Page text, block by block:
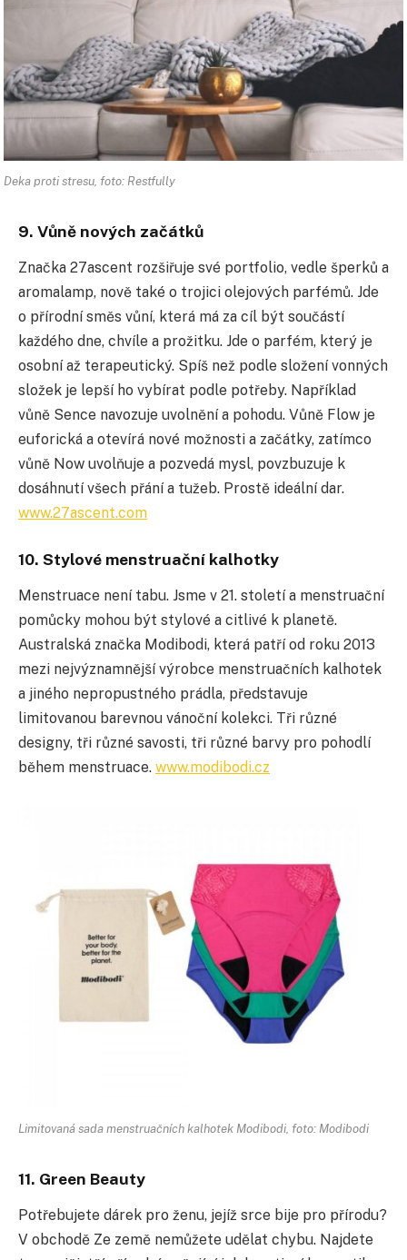
Deka proti stresu, foto: Restfully
9. Vůně nových začátků
Značka 27ascent rozšiřuje své portfolio, vedle šperků a
aromalamp, nově také o trojici olejových parfémů. Jde
o přírodní směs vůní, která má za cíl být součástí
každého dne, chvíle a prožitku. Jde o parfém, který je
osobní až terapeutický. Spíš než podle složení vonných
složek je lepší ho vybírat podle potřeby. Například
vůně Sence navozuje uvolnění a pohodu. Vůně Flow je
euforická a otevírá nové možnosti a začátky, zatímco
vůně Now uvolňuje a pozvedá mysl, povzbuzuje k
dosáhnutí všech přání a tužeb. Prostě ideální dar.
www.27ascent.com
10. Stylové menstruační kalhotky
Menstruace není tabu. Jsme v 21. století a menstruační
pomůcky mohou být stylové a citlivé k planetě.
Australská značka Modibodi, která patří od roku 2013
mezi nejvýznamnější výrobce menstruačních kalhotek
a jiného nepropustného prádla, představuje
limitovanou barevnou vánoční kolekci. Tři různé
designy, tři různé savosti, tři různé barvy pro pohodlí
během menstruace. www.modibodi.cz
Limitovaná sada menstruačních kalhotek Modibodi, foto: Modibodi
11. Green Beauty
Potřebujete dárek pro ženu, jejíž srce bije pro přírodu?
V obchodě Ze země nemůžete udělat chybu. Najdete